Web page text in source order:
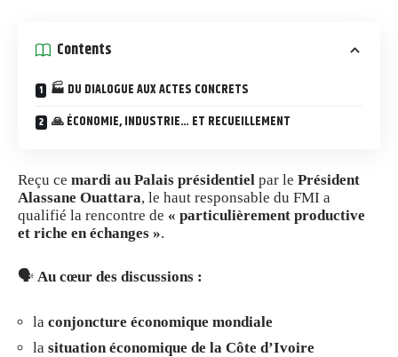
Contents
🏭 DU DIALOGUE AUX ACTES CONCRETS
🙏 ÉCONOMIE, INDUSTRIE… ET RECUEILLEMENT
Reçu ce mardi au Palais présidentiel par le Président
Alassane Ouattara, le haut responsable du FMI a
qualifié la rencontre de « particulièrement productive
et riche en échanges ».
🗣️ Au cœur des discussions :
la conjoncture économique mondiale
la situation économique de la Côte d’Ivoire